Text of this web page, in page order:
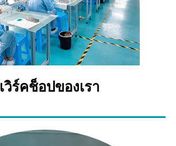
เวิร์คช็อปของเรา